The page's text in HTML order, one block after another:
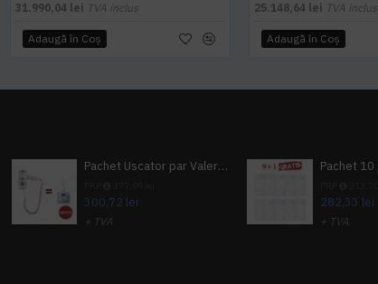
31.990,04 lei TVA inclus
Adaugă în Coş
25.148,64 lei TVA inclus
Adaugă în Coş
Pachet Uscator par Valera Action Super Plus + GRATUIT Sampon si gel de dus Tork
300,72 lei
+ TVA
282,33 lei
+ TVA